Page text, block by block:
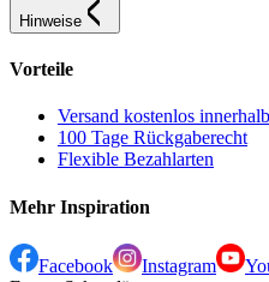
Hinweise
Vorteile
Versand kostenlos
100 Tage Rückgaberecht
Flexible Bezahlarten
Mehr Inspiration
Facebook Instagram